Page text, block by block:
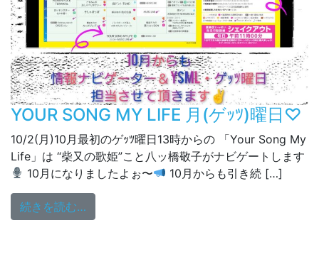
YOUR SONG MY LIFE 月(ゲｯﾂ)曜日♡
10/2(月)10月最初のゲｯﾂ曜日13時からの 「Your Song My
Life」は “柴又の歌姫”こと八ッ橋敬子がナビゲートします
10月になりましたよぉ〜
10月からも引き続 […]
続きを読む…